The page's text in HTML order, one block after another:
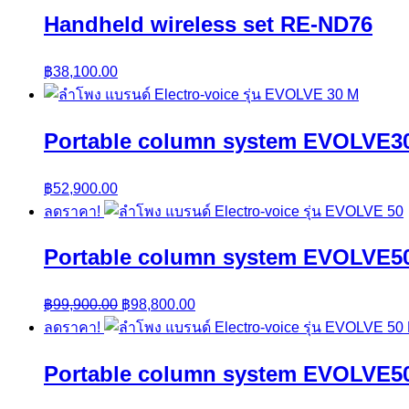
Handheld wireless set RE-ND76
฿38,100.00
Portable column system
฿52,900.00
ลดราคา!
Portable column system
฿99,900.00 Original
price
฿99,900.00.
฿98,800.00Current
price
฿98,800.00.
ลดราคา!
Portable column system